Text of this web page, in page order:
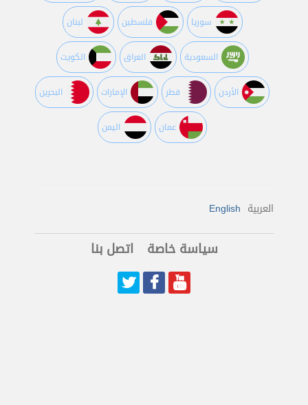
سوريا فلسطين لبنان
السعودية العراق الكويت
اﻷردن قطر اﻹمارات البحرين
عمان اليمن
العربية English
سياسة خاصة اتصل بنا